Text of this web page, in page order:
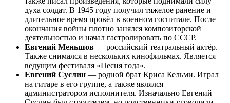
духа солдат. В 1945 году получил тяжелое ранение и
длительное время провёл в военном госпитале. После
окончания войны плотно занялся композиторской
деятельностью и начал гастролировать по СССР.
Евгений Меньшов — российский театральный актёр.
Также снимался в нескольких кинофильмах. Является
ведущим фестиваля «Песня года».
Евгений Суслин — родной брат Криса Кельми. Играл
на гитаре в его группе, а также являлся
администратором исполнителя. Изначально Евгений